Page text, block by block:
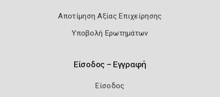
Αποτίμηση Αξίας Επιχείρησης
Υποβολή Ερωτημάτων
Είσοδος – Εγγραφή
Είσοδος